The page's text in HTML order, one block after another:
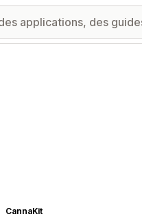
CannaKit